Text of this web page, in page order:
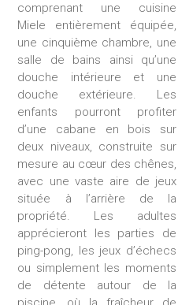
comprenant une cuisine
Miele entièrement équipée,
une cinquième chambre, une
salle de bains ainsi qu’une
douche intérieure et une
douche extérieure. Les
enfants pourront profiter
d’une cabane en bois sur
deux niveaux, construite sur
mesure au cœur des chênes,
avec une vaste aire de jeux
située à l’arrière de la
propriété. Les adultes
apprécieront les parties de
ping-pong, les jeux d’échecs
ou simplement les moments
de détente autour de la